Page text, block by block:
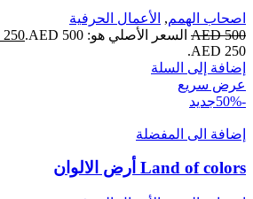
اصحاب الهمم, الأعمال الحرفية
AED500 السعر الأصلي هو: AED 500.
250
AED 250.
إضافة إلى السلة
عرض سريع
-50%
جديد
إضافة الى المفضلة
Land of colors أرض الالوان